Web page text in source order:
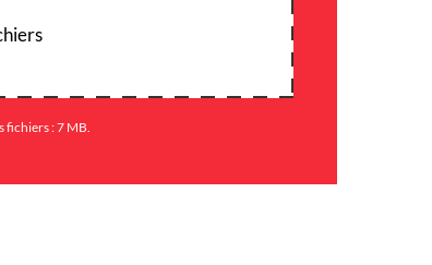
fichiers : 7 MB.